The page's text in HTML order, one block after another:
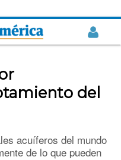
del
acuíferos del mundo
de lo que pueden